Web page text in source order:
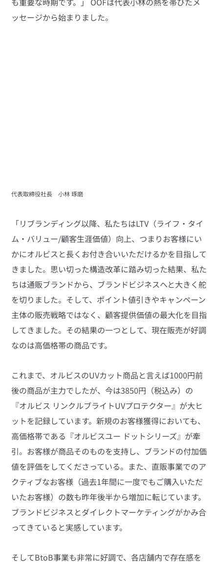
ッセージから始まりました。
代表取締役社長　小林 琢磨
「リブランディング以降、私たちはLTV（ライフ・タイ
ム・バリュー/顧客生涯価値）向上、つまりお客様にい
かにオルビスと長くお付き合いいただけるかを目指して
きました。思い切った構造改革に踏み切った結果、私た
ちは通販ブランドから、ブランドビジネスへと大きく舵
を切りました。そして、ポイント値引きやキャンペーン
主体の販売戦略ではなく、顧客提供価値の最大化を目指
してきました。その結果の一つとして、現在販売が好調
なのは高価格帯の商品です。
これまで、オルビスのUVカット商品と言えば1000円前
後の商品が主力でしたが、今は3850円（税込み）の
『オルビス リンクルブライトUVプロテクター』が大ヒ
ットを記録しています。新規のお客様獲得においても、
高価格帯である『オルビスユー ドットシリーズ』が牽
引。お客様が商品そのものを支持し、ブランドの付加価
値を評価をしてくださっている。また、直販事業でのア
クティブなお客様（過去1年間に一度でもご購入いただ
いたお客様）の数も昨年後半から増加に転じています。
ブランドビジネスとダイレクトマーケティングがかみ合
ってきていると実感しています。
そしてBtoB事業も非常に好調で、各店舗内で存在感を